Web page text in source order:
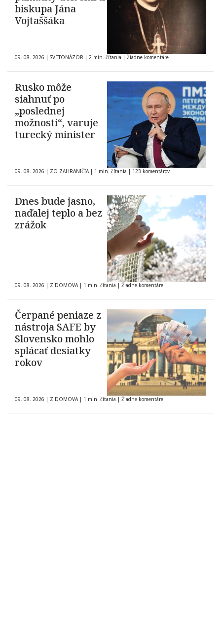
biskupa Jána
Vojtaššáka
09. 08. 2026 | SVETONÁZOR | 2 min. čítania | Žiadne komentáre
Rusko môže
siahnuť po
„poslednej
možnosti“, varuje
turecký minister
09. 08. 2026 | ZO ZAHRANIČIA | 1 min. čítania | 123 komentárov
Dnes bude jasno,
naďalej teplo a bez
zrážok
09. 08. 2026 | Z DOMOVA | 1 min. čítania | Žiadne komentáre
Čerpané peniaze z
nástroja SAFE by
Slovensko mohlo
splácať desiatky
rokov
09. 08. 2026 | Z DOMOVA | 1 min. čítania | Žiadne komentáre